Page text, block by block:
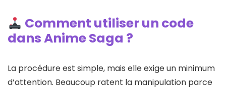
Comment utiliser un code
dans Anime Saga ?
La procédure est simple, mais elle exige un minimum
d’attention. Beaucoup ratent la manipulation parce